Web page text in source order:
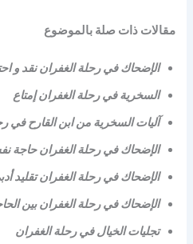
مقالات ذات صلة بالموضوع
الإضحاك في رحلة الغفران نقد و
السخرية في رحلة الغفران إمتاع
آليات السخرية من ابن القارح في
الإضحاك في رحلة الغفران حاجة
الإضحاك في رحلة الغفران تقليد
الإضحاك في رحلة الغفران بين
تجليات الخيال في رحلة الغفران